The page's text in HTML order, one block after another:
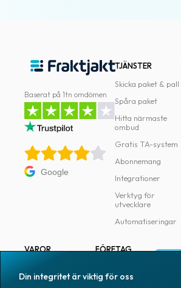
Baserat på 1tn omdömen
Google
TJÄNSTER
Skicka paket & pall
Spåra paket
Hitta närmaste
ombud
Gratis TA-system
Abonnemang
Integrationer
Verktyg för
utvecklare
Automatiseringar
VAROR
Märkning
FÖRETAG
Pressrum
Din integritet är viktig för oss